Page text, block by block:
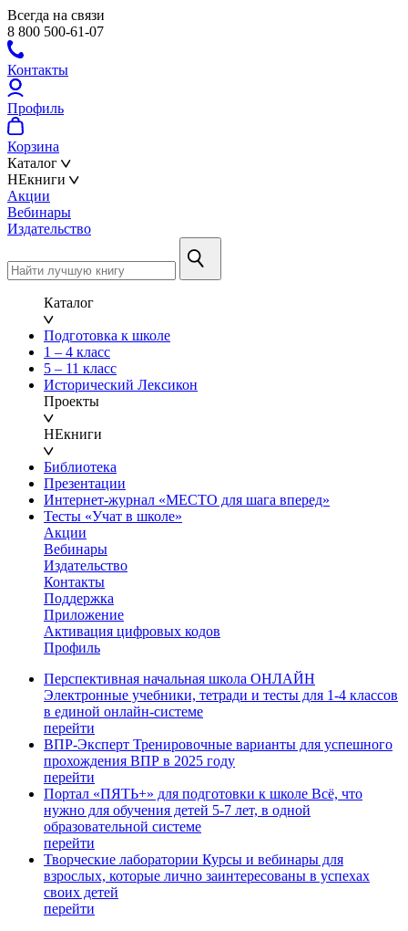
Всегда на связи
8 800 500-61-07
Контакты
Профиль
Корзина
Каталог
НЕкниги
Акции
Вебинары
Издательство
Каталог
Подготовка к школе
1 – 4 класс
5 – 11 класс
Исторический Лексикон
Проекты
НЕкниги
Библиотека
Презентации
Интернет-журнал «МЕСТО для шага вперед»
Тесты «Учат в школе»
Акции
Вебинары
Издательство
Контакты
Поддержка
Приложение
Активация цифровых кодов
Профиль
Перспективная начальная школа ОНЛАЙН
Электронные учебники, тетради и тесты для 1-4 классов
в единой онлайн-системе
перейти
ВПР-Эксперт Тренировочные варианты для успешного
прохождения ВПР в 2025 году
перейти
Портал «ПЯТЬ+» для подготовки к школе Всё, что
нужно для обучения детей 5-7 лет, в одной
образовательной системе
перейти
Творческие лаборатории Курсы и вебинары для
взрослых, которые лично заинтересованы в успехах
своих детей
перейти